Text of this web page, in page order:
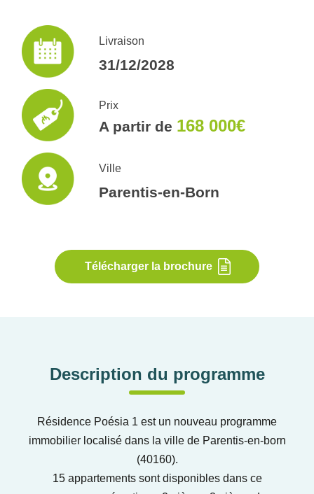
Livraison
31/12/2028
Prix
A partir de 168 000€
Ville
Parentis-en-Born
Télécharger la brochure
Description du programme
Résidence Poésia 1 est un nouveau programme
immobilier localisé dans la ville de Parentis-en-born
(40160).
15 appartements sont disponibles dans ce